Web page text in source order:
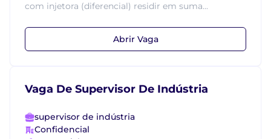
com injetora (diferencial) residir em suma...
Abrir Vaga
Vaga De Supervisor De Indústria
supervisor de indústria
Confidencial